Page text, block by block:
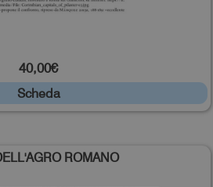
40,00€
Scheda
ROMANO